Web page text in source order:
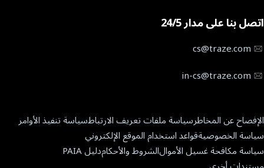
تطبيق Traze للهاتف
خدمات مدير الحسابات المتعددة
تواصل معنا
أخبار الشركات
اتصل بنا على مدار 24/5
cs@traze.com
in-cs@traze.com
الإفصاح عن المخاطرسياسة ملفات تعريف الارتباطسياسة تنفيذ الأوامر
سياسة الخصوصيةقواعد استخدام الموقع الإلكتروني
سياسة مكافحة غسيل الأموالالشروط والأحكامدليل PAIA